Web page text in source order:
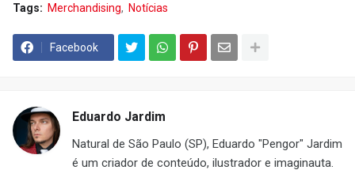
Tags: Merchandising Notícias
Facebook
Eduardo Jardim
Natural de São Paulo (SP), Eduardo "Pengor" Jardim
é um criador de conteúdo, ilustrador e imaginauta.